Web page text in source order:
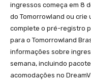
ingressos começa em 8
do Tomorrowland ou crie
complete o pré-registro
para o Tomorrowland
informações sobre
semana, incluindo
acomodações no